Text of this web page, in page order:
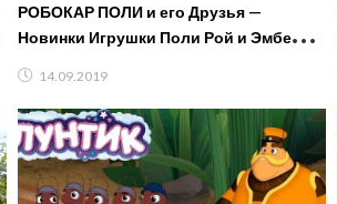
РОБОКАР ПОЛИ и его Друзья —
Новинки Игрушки Поли Рой и Эмбер и
14.09.2019